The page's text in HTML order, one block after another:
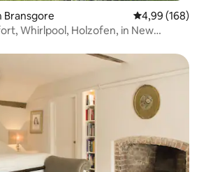
4,99 (168)
Whirlpool, Holzofen, in New